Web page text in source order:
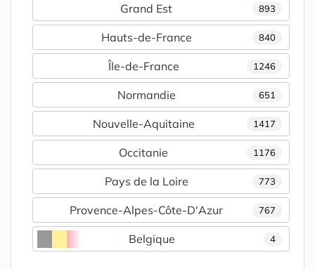
893
Grand Est
840
Hauts-de-France
1246
Île-de-France
651
Normandie
1417
Nouvelle-Aquitaine
1176
Occitanie
773
Pays de la Loire
767
Provence-Alpes-Côte-D'Azur
Belgique 4